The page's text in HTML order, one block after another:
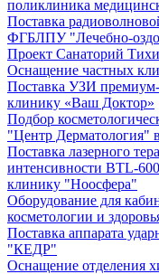
поликлиника
Поставка
ФГБЛПУ "Лечебно-
Проект Санаторий
Оснащение частных
Поставка УЗИ
клинику «Ваш Доктор»
Подбор
"Центр Дерматология"
Поставка лазерного
интенсивности BTL-
клинику "Ноосфера"
Оборудование для
косметологии и
Поставка аппарата
"КЕДР"
Оснащение отделения